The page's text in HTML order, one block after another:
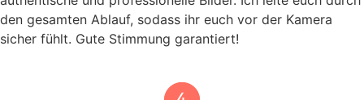
den gesamten Ablauf, sodass ihr euch vor der Kamera
sicher fühlt. Gute Stimmung garantiert!